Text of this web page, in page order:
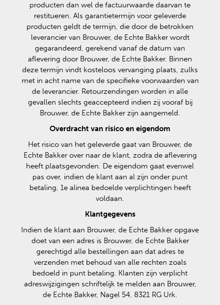
producten dan wel de factuurwaarde daarvan te
restitueren. Als garantietermijn voor geleverde
producten geldt de termijn, die door de betrokken
leverancier van Brouwer, de Echte Bakker wordt
gegarandeerd, gerekend vanaf de datum van
aflevering door Brouwer, de Echte Bakker. Binnen
deze termijn vindt kosteloos vervanging plaats, zulks
met in acht name van de specifieke voorwaarden van
de leverancier. Retourzendingen worden in alle
gevallen slechts geaccepteerd indien zij vooraf bij
Brouwer, de Echte Bakker zijn aangemeld.
Overdracht van risico en eigendom
Het risico van het geleverde gaat van Brouwer, de
Echte Bakker over naar de klant, zodra de aflevering
heeft plaatsgevonden. De eigendom gaat evenwel
pas over, indien de klant aan al zijn onder punt
betaling, 1e alinea bedoelde verplichtingen heeft
voldaan.
Klantgegevens
Indien de klant aan Brouwer, de Echte Bakker opgave
doet van een adres is Brouwer, de Echte Bakker
gerechtigd alle bestellingen aan dat adres te
verzenden met behoud van alle rechten zoals
bedoeld in punt betaling. Klanten zijn verplicht
adreswijzigingen schriftelijk te melden aan Brouwer,
de Echte Bakker, Nagel 54, 8321 RG Urk.